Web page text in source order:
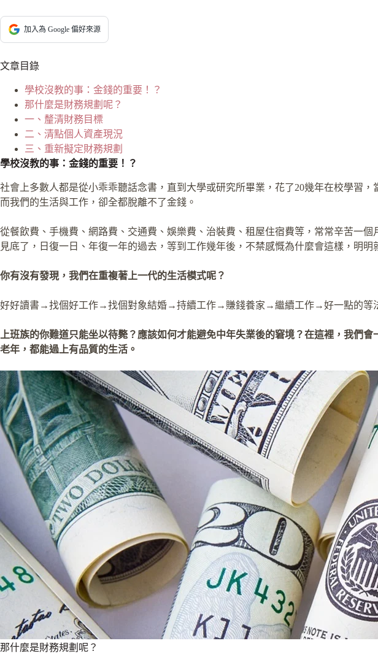
加入為 Google 偏好來源
文章目錄
學校沒教的事：金錢的重要！？
那什麼是財務規劃呢？
一、釐清財務目標
二、清點個人資產現況
三、重新擬定財務規劃
學校沒教的事：金錢的重要！？
社會上多數人都是從小乖乖聽話念書，直到大學或研究所畢業，花了20幾年在校學習
而我們的生活與工作，卻全都脫離不了金錢。
從餐飲費、手機費、網路費、交通費、娛樂費、治裝費、租屋住宿費等，常常辛苦一
見底了，日復一日、年復一年的過去，等到工作幾年後，不禁感慨為什麼會這樣，明
你有沒有發現，我們在重複著上一代的生活模式呢？
好好讀書→找個好工作→找個對象結婚→持續工作→賺錢養家→繼續工作→好一點的等
上班族的你難道只能坐以待斃？ 應該如何才能避免中年失業後的窘境？在這裡，我們會
老年，都能過上有品質的生活 。
那什麼是財務規劃呢？